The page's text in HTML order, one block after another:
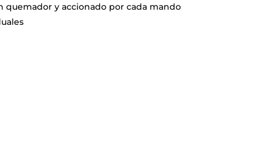
y accionado por cada mando